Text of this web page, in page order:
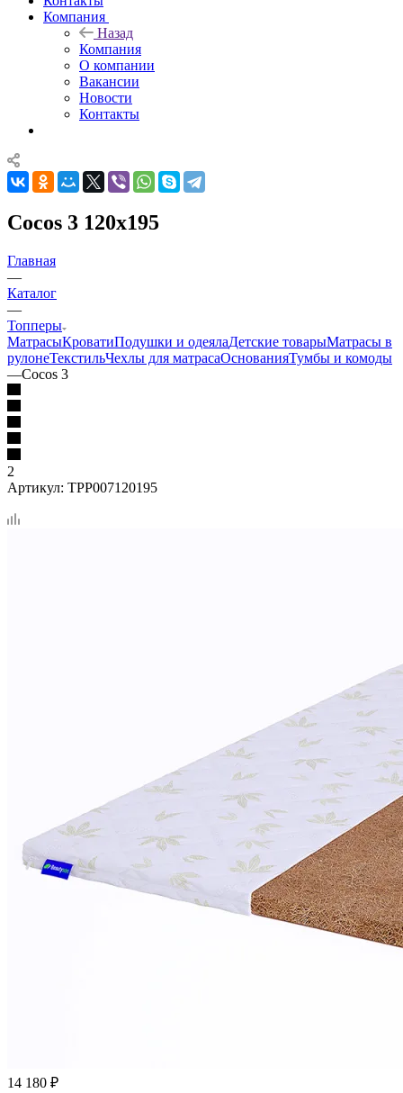
Компания
Назад
Компания
О компании
Вакансии
Новости
Контакты
Cocos 3 120x195
Главная
—
Каталог
—
Топперы
МатрасыКроватиПодушки и одеялаДетские товарыМатрасы в
рулонеТекстильЧехлы для матрасаОснованияТумбы и комоды
—Cocos 3
2
Артикул: TPP007120195
14 180 ₽